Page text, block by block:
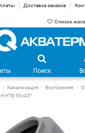
Доставка заказов
Список
Поиск
Канализация Внутренняя
HTB 50х45°